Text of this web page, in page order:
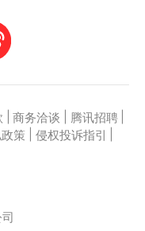
商务洽谈 腾讯招聘
策 侵权投诉指引